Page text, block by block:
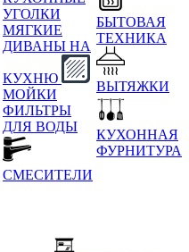
УГОЛКИ
МЯГКИЕ
ДИВАНЫ НА
КУХНЮ
МОЙКИ
ФИЛЬТРЫ
ДЛЯ ВОДЫ
СМЕСИТЕЛИ
БЫТОВАЯ
ТЕХНИКА
ВЫТЯЖКИ
КУХОННАЯ
ФУРНИТУРА